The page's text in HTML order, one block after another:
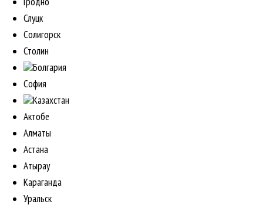
Слуцк
Солигорск
Столин
Болгария
София
Казахстан
Актобе
Алматы
Астана
Атырау
Караганда
Уральск